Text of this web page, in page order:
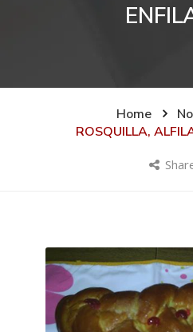
Home
ROSQUILLA,